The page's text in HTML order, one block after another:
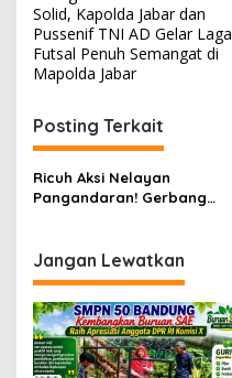
a
v
i
a
s
i
o
s
Solid, Kapolda Jabar dan
Pussenif TNI AD Gelar Laga
Futsal Penuh Semangat di
Mapolda Jabar
Posting Terkait
Ricuh Aksi Nelayan
Pangandaran! Gerbang
Turun Redam Amarah
Jangan Lewatkan